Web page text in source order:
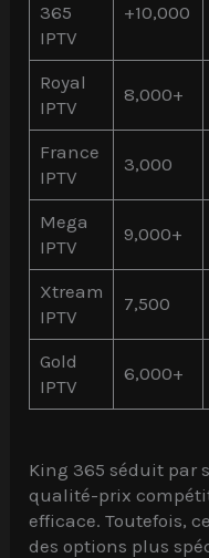
365
IPTV
+10,000
Royal
IPTV
8,000+
France
IPTV
3,000
Mega
IPTV
9,000+
Xtream
IPTV
7,500
Gold
IPTV
6,000+
King 365 séduit par
qualité-prix
efficace. Toutefois,
des options plus